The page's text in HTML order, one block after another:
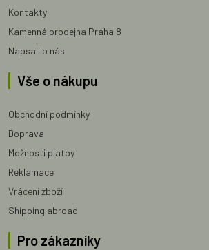
Kontakty
Kamenná prodejna Praha 8
Napsali o nás
Vše o nákupu
Obchodní podmínky
Doprava
Možnosti platby
Reklamace
Vrácení zboží
Shipping abroad
Pro zákazníky